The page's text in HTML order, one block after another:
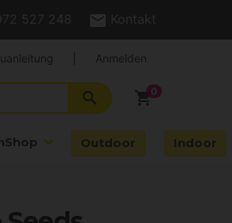
527 248 Kontakt
shopping_cart
search
Outdoor Indoor
Anmelden